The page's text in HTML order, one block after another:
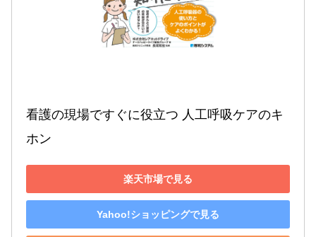
看護の現場ですぐに役立つ 人工呼吸ケアのキ
ホン
楽天市場で見る
Yahoo!ショッピングで見る